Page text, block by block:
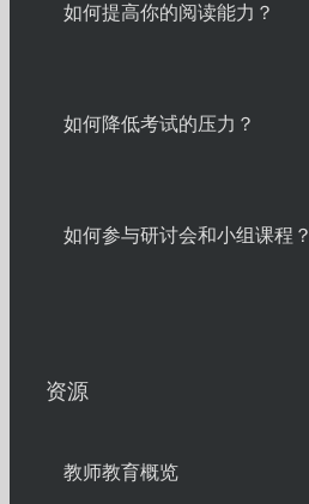
如何提高你的阅读能力？
如何降低考试的压力？
如何参与研讨会和小组课程？
资源
教师教育概览